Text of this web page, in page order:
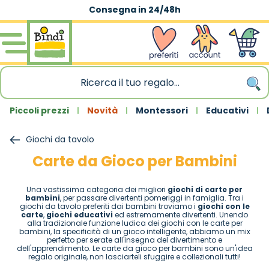
Spedizione gratuita|sopra 59,90€
Salta al contenuto
wishlist Account Carrello
Piccoli prezzi Novità Montessori Educativi
Giochi da tavolo
Carte da Gioco per Bambini
Una vastissima categoria dei migliori giochi di carte per
bambini, per passare divertenti pomeriggi in famiglia. Tra i
giochi da tavolo preferiti dai bambini troviamo i giochi con le
carte, giochi educativi ed estremamente divertenti. Unendo
alla tradizionale funzione ludica dei giochi con le carte per
bambini, la specificità di un gioco intelligente, abbiamo un mix
perfetto per serate all'insegna del divertimento e
dell'apprendimento. Le carte da gioco per bambini sono un'idea
regalo originale, non lasciarteli sfuggire e collezionali tutti!